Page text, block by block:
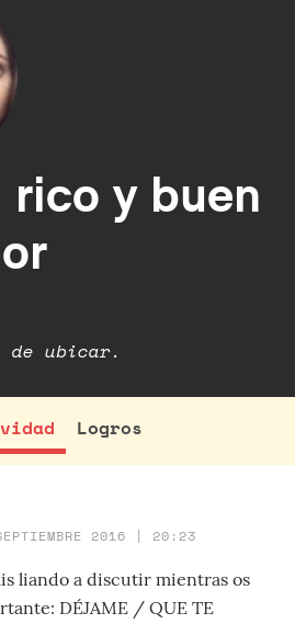
rico y buen
de ubicar.
Logros
2016 | 20:23
liando a discutir mientras os
DÉJAME / QUE TE